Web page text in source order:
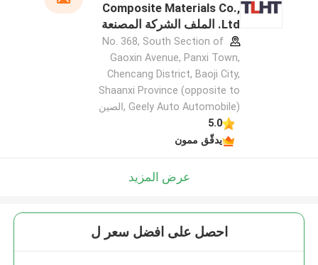
Composite Materials Co.,
Ltd. الملف الشركة المصنعة
No. 368, South Section of
Gaoxin Avenue, Panxi Town,
Chencang District, Baoji City,
Shaanxi Province (opposite to
Geely Auto Automobile) ,الصين
5.0
يدقّق ممون
عرض المزيد
احصل على افضل سعر ل